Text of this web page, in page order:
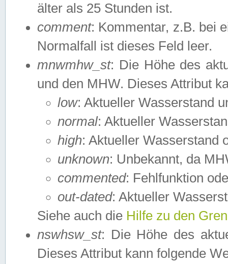
älter als 25 Stunden ist.
comment: Kommentar, z.B. bei
Normalfall ist dieses Feld leer.
mnwmhw_st: Die Höhe des
und den MHW. Dieses Attribut
low: Aktueller Wasserstand
normal: Aktueller
high: Aktueller Wasserstand
unknown: Unbekannt, da
commented: Fehlfunktion
out-dated: Aktueller
Siehe auch die Hilfe zu den
nswhsw_st: Die Höhe des
Dieses Attribut kann folgende